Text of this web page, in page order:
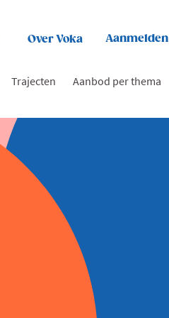
Over Voka Aanmelden
Trajecten Aanbod per thema